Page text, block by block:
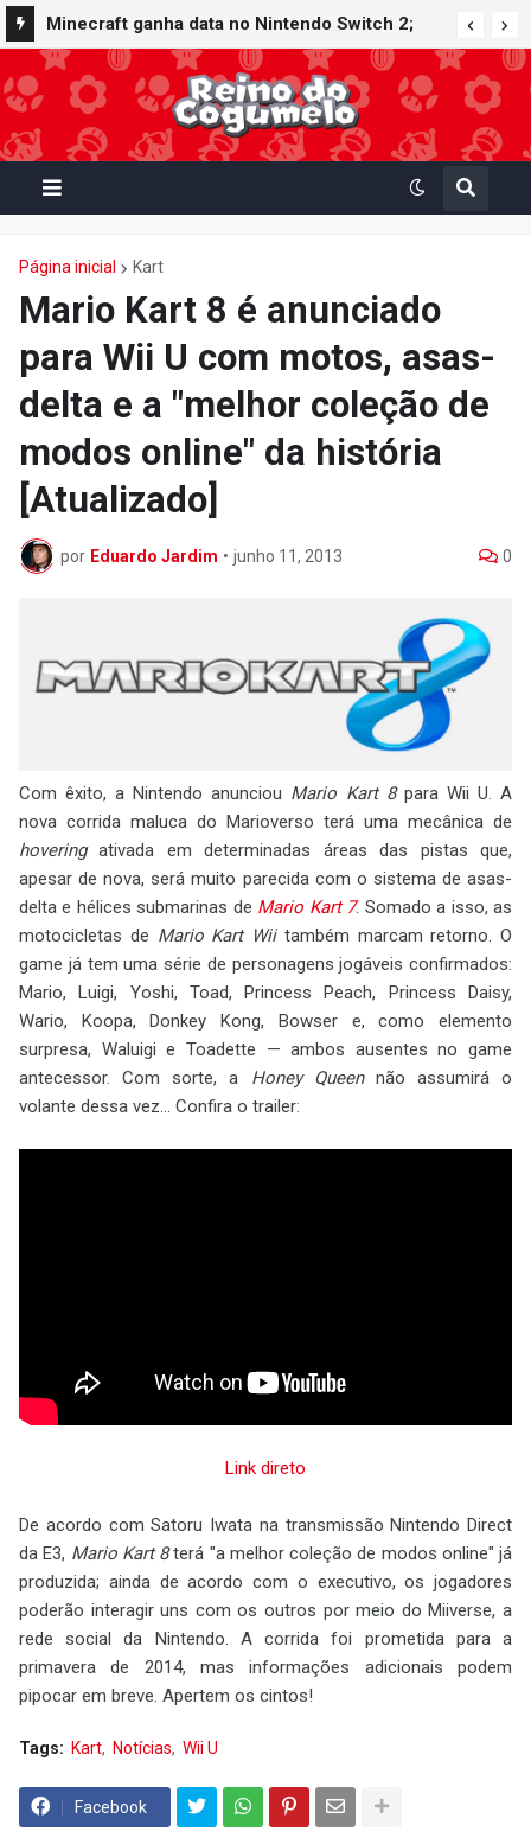
Minecraft ganha data no Nintendo Switch 2;
Super Mario Mash-Up receberá atualização
gráfica exclusiva
Página inicial Kart
Mario Kart 8 é anunciado
para Wii U com motos, asas-
delta e a "melhor coleção de
modos online" da história
[Atualizado]
por Eduardo Jardim • junho 11, 2013 0
Com êxito, a Nintendo anunciou Mario Kart 8para Wii U. A
nova corrida maluca do Marioverso terá uma mecânica de
hoveringativada em determinadas áreas das pistas que,
apesar de nova, será muito parecida com o sistema de asas-
delta e hélices submarinas de Mario Kart 7. Somado a isso, as
motocicletas de Mario Kart Wiitambém marcam retorno. O
game já tem uma série de personagens jogáveis confirmados:
Mario, Luigi, Yoshi, Toad, Princess Peach, Princess Daisy,
Wario, Koopa, Donkey Kong, Bowser e, como elemento
surpresa, Waluigi e Toadette — ambos ausentes no game
antecessor. Com sorte, a Honey Queennão assumirá o
volante dessa vez... Confira o trailer:
Link direto
De acordo com Satoru Iwata na transmissão Nintendo Direct
da E3, Mario Kart 8terá "a melhor coleção de modos online" já
produzida; ainda de acordo com o executivo, os jogadores
poderão interagir uns com os outros por meio do Miiverse, a
rede social da Nintendo. A corrida foi prometida para a
primavera de 2014, mas informações adicionais podem
pipocar em breve. Apertem os cintos!
Tags: Kart Notícias Wii U
Facebook